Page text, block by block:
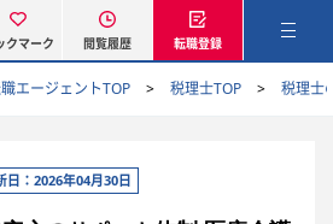
クマーク 閲覧履歴 転職登録
エージェントTOP 税理士TOP 税理士
日：2026年04月30日